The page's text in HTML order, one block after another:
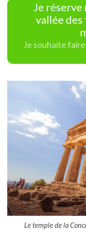
Je réserve
vallée des
Je souhaite
Le temple de la